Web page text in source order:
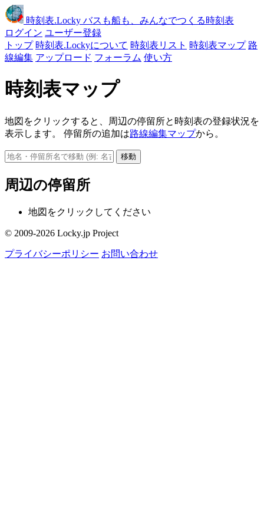
時刻表.Locky バスも船も、みんなでつくる時刻表
ログイン ユーザー登録
トップ 時刻表.Lockyについて 時刻表リスト 時刻表マップ 路
線編集 アップロード フォーラム 使い方
時刻表マップ
地図をクリックすると、周辺の停留所と時刻表の登録状況を
表示します。 停留所の追加は路線編集マップから。
移動
周辺の停留所
地図をクリックしてください
© 2009-2026 Locky.jp Project
プライバシーポリシー お問い合わせ